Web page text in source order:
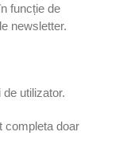
funcție de
newsletter.
utilizator.
completa doar